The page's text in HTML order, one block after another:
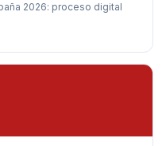
2026: proceso digital